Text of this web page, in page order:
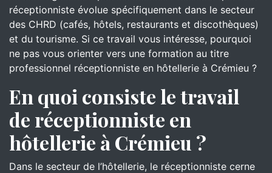
réceptionniste évolue spécifiquement dans le secteur
des CHRD (cafés, hôtels, restaurants et discothèques)
et du tourisme. Si ce travail vous intéresse, pourquoi
ne pas vous orienter vers une formation au titre
professionnel réceptionniste en hôtellerie à Crémieu ?
En quoi consiste le travail
de réceptionniste en
hôtellerie à Crémieu ?
Dans le secteur de l’hôtellerie, le réceptionniste cerne